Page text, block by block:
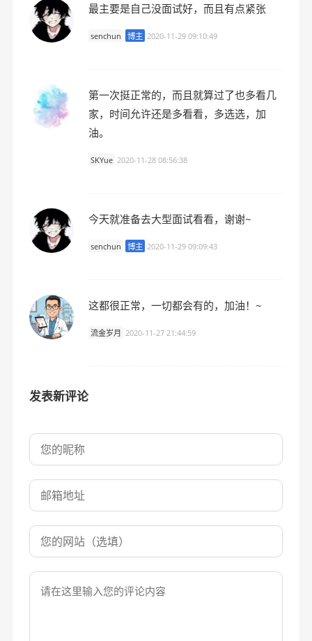
最主要是自己没面试好，而且有点紧张
senchun 博主 2020-11-29 09:10:49
第一次挺正常的，而且就算过了也多看几
家，时间允许还是多看看，多选选，加
油。
SKYue 2020-11-28 08:56:38
今天就准备去大型面试看看，谢谢~
senchun 博主 2020-11-29 09:09:43
这都很正常，一切都会有的，加油！~
流金岁月 2020-11-27 21:44:59
发表新评论